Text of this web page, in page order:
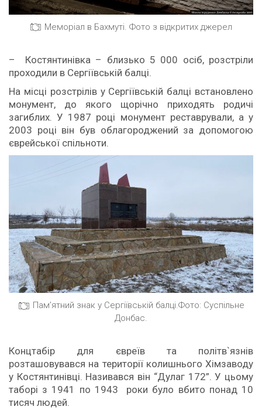
Меморіал в Бахмуті. Фото з відкритих джерел
– Костянтинівка – близько 5 000 осіб, розстріли
проходили в Сергіївській балці.
На місці розстрілів у Сергіївській балці встановлено
монумент, до якого щорічно приходять родичі
загиблих. У 1987 році монумент реставрували, а у
2003 році він був облагороджений за допомогою
єврейської спільноти.
Пам’ятний знак у Сергіївській балці.Фото: Суспільне
Донбас.
Концтабір для євреїв та політв`язнів
розташовувався на території колишнього Хімзаводу
у Костянтинівці. Називався він “Дулаг 172”. У цьому
таборі з 1941 по 1943 роки було вбито понад 10
тисяч людей.